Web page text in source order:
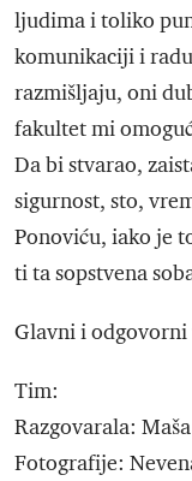
ljudima i toliko
komunikaciji i
razmišljaju, oni
fakultet mi
Da bi stvarao,
sigurnost, sto,
Ponoviću, iako je
ti ta sopstvena
Glavni i odgovorni
Tim:
Razgovarala:
Fotografije: